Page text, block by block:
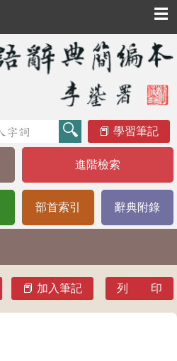
☰
學習筆記
進階檢索
部首索引 辭典附錄
加入筆記 列 印